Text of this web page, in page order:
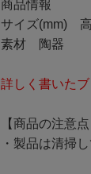
商品情報
サイズ(mm)
素材 陶器
詳しく書いた
【商品の注意点
・製品は清掃